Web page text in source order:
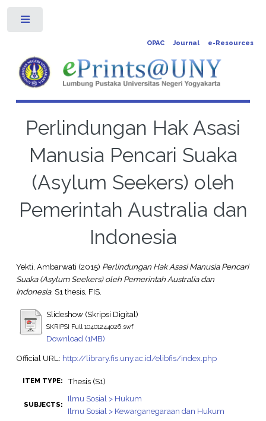
OPAC Journal e-Resources
Perlindungan Hak Asasi
Manusia Pencari Suaka
(Asylum Seekers) oleh
Pemerintah Australia dan
Indonesia
Yekti, Ambarwati (2015) Perlindungan Hak Asasi Manusia Pencari
Suaka (Asylum Seekers) oleh Pemerintah Australia dan
Indonesia. S1 thesis, FIS.
Slideshow (Skripsi Digital)
SKRIPSI Full 10401244026.swf
Download (1MB)
Official URL: http://library.fis.uny.ac.id/elibfis/index.php
ITEM TYPE: Thesis (S1)
SUBJECTS:
Ilmu Sosial > Hukum
Ilmu Sosial > Kewarganegaraan dan Hukum